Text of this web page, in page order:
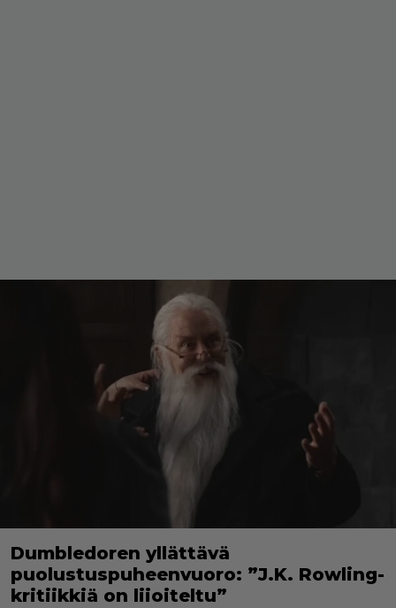
Dumbledoren yllättävä
puolustuspuheenvuoro: ”J.K. Rowling-
kritiikkiä on liioiteltu”